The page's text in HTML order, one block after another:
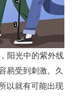
阳光中的紫外线
易受到刺激。久
以就有可能出现